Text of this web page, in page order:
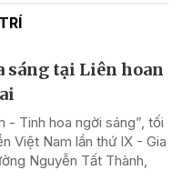
sáng tại Liên hoan
- Tinh hoa ngời sáng”, tối
Việt Nam lần thứ IX - Gia
Nguyễn Tất Thành,